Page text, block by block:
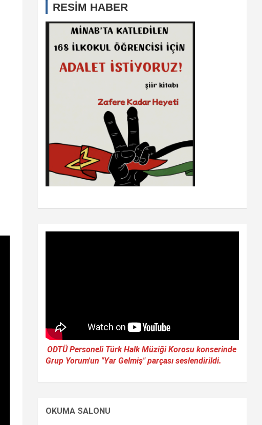
RESİM HABER
ODTÜ Personeli Türk Halk Müziği Korosu konserinde
Grup Yorum'un "Yar Gelmiş" parçası seslendirildi.
OKUMA SALONU